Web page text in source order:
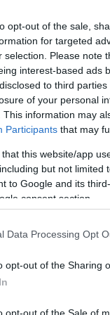
opt-out of the sale,
for targeted
selection. Please note
interest-based ads
to third
of your personal
This information may
Participants that may
that this website/app
but not limited
to Google and its
consent section.
Data Processing Opt
opt-out of the Sharing
a feltételezett
pornósztár
akinek
liberális és
a rendőrök vért
is. "Az
Ian Lafreniere, a
óta ez a
Bár hatóságok
ebben az esetben
a terhet az eltűnt
nyilvánosságra
egy, az esettel
azt állította, ismerte
de nem jártak, a
azt feltételezi,
esetleg Kelet-